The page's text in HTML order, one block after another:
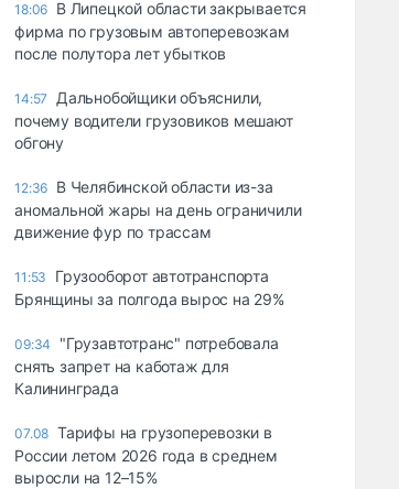
18:06 В Липецкой области закрывается
фирма по грузовым автоперевозкам
после полутора лет убытков
14:57
Дальнобойщики объяснили,
почему водители грузовиков мешают
обгону
12:36 В Челябинской области из-за
аномальной жары на день ограничили
движение фур по трассам
11:53
Грузооборот автотранспорта
Брянщины за полгода вырос на 29%
09:34
"Грузавтотранс" потребовала
снять запрет на каботаж для
Калининграда
07.08 Тарифы на грузоперевозки в
России летом 2026 года в среднем
выросли на 12–15%